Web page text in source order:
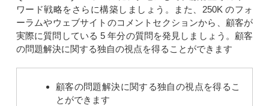
ワード戦略をさらに構築しましょう。また、250K のフォ
ーラムやウェブサイトのコメントセクションから、顧客が
実際に質問している 5 年分の質問を発見しましょう。顧客
の問題解決に関する独自の視点を得ることができます
顧客の問題解決に関する独自の視点を得るこ
とができます